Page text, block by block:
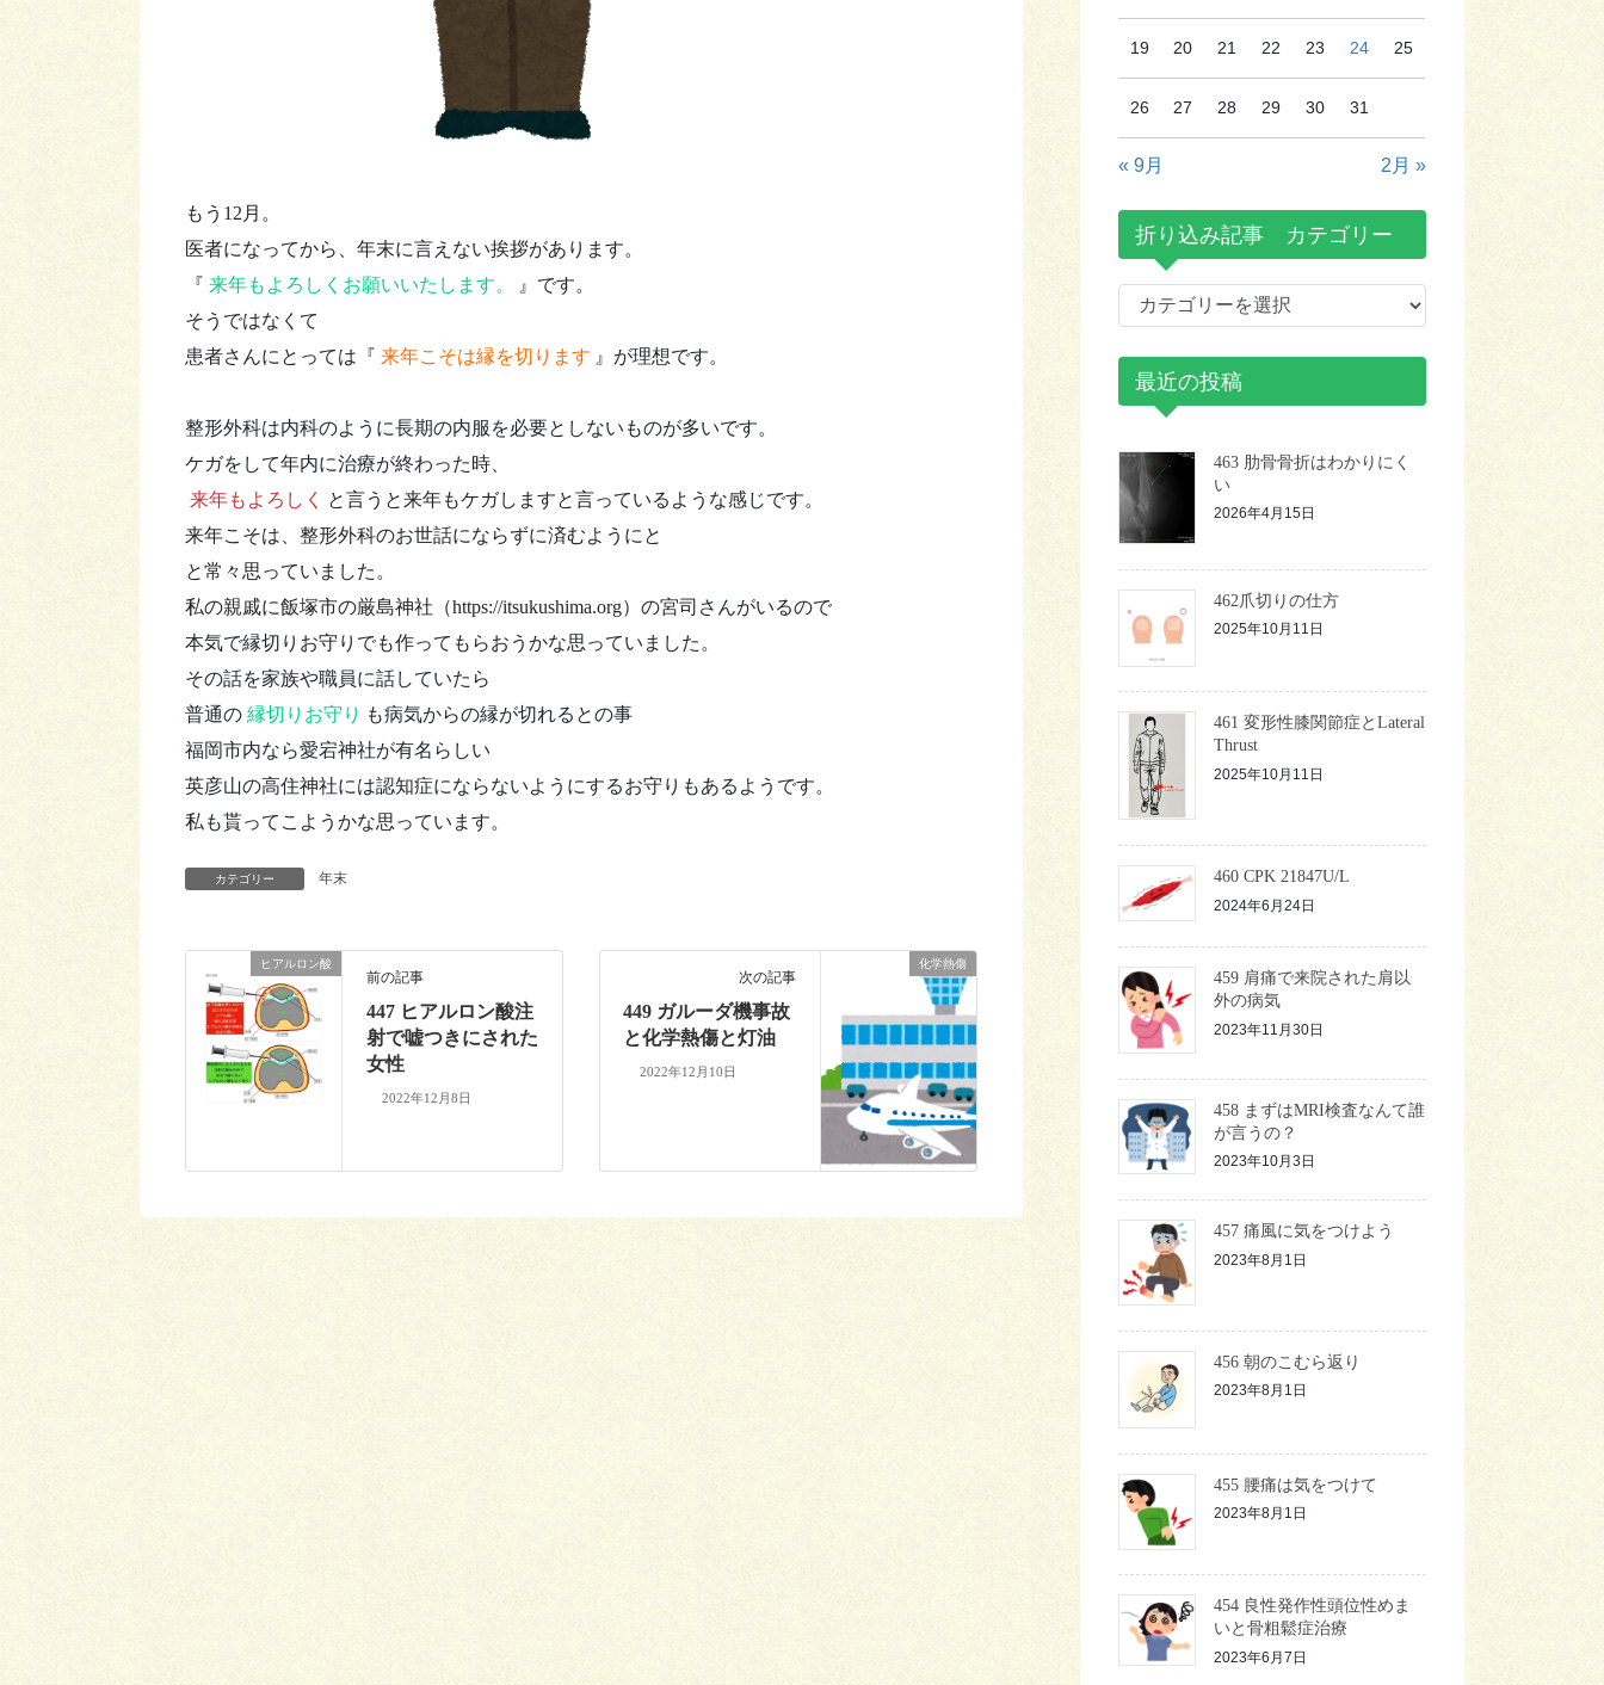
もう12月。
医者になってから、年末に言えない挨拶があります。
『 来年もよろしくお願いいたします。
』です。
そうではなくて
患者さんにとっては『 来年こそは縁を切ります 』が理想です。
整形外科は内科のように長期の内服を必要としないものが多いです。
ケガをして年内に治療が終わった時、
来年もよろしく
と言うと来年もケガしますと言っているような感じです。
来年こそは、整形外科のお世話にならずに済むようにと
と常々思っていました。
私の親戚に飯塚市の厳島神社（https://itsukushima.org）の宮司さんがいるので
本気で縁切りお守りでも作ってもらおうかな思っていました。
その話を家族や職員に話していたら
普通の 縁切りお守り も病気からの縁が切れるとの事
福岡市内なら愛宕神社が有名らしい
英彦山の高住神社には認知症にならないようにするお守りもあるようです。
私も貰ってこようかな思っています。
カテゴリー 年末
ヒアルロン酸
前の記事
447 ヒアルロン酸注
射で嘘つきにされた
女性
2022年12月8日
化学熱傷
次の記事
449 ガルーダ機事故
と化学熱傷と灯油
2022年12月10日
19 20 21 22 23 24 25
26 27 28 29 30 31
« 9月 2月 »
折り込み記事 カテゴリー
り
込
み
記
カ
テ
ゴ
最近の投稿
463 肋骨骨折はわかりにく
い
2026年4月15日
462爪切りの仕方
2025年10月11日
461 変形性膝関節症とLateral
Thrust
2025年10月11日
460 CPK 21847U/L
2024年6月24日
459 肩痛で来院された肩以
外の病気
2023年11月30日
458 まずはMRI検査なんて誰
が言うの？
2023年10月3日
457 痛風に気をつけよう
2023年8月1日
456 朝のこむら返り
2023年8月1日
455 腰痛は気をつけて
2023年8月1日
454 良性発作性頭位性めま
いと骨粗鬆症治療
2023年6月7日